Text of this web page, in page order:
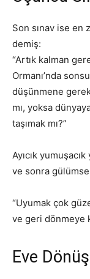
Son sınav ise en
demiş:
“Artık kalman
Ormanı’nda
düşünmene
mı, yoksa
taşımak mı?”
Ayıcık
ve sonra
“Uyumak çok
ve geri dönmeye
Eve